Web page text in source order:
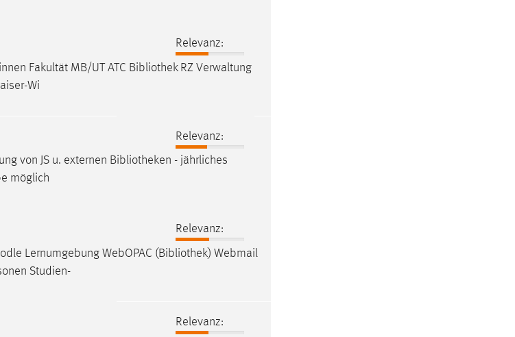
Relevanz:
Fakultät MB/UT ATC BibliothekRZ Verwaltung
Wi
Relevanz:
von JS u. externen Bibliotheken - jährliches
möglich
Relevanz:
Lernumgebung WebOPAC (Bibliothek) Webmail
Studien-
Relevanz: